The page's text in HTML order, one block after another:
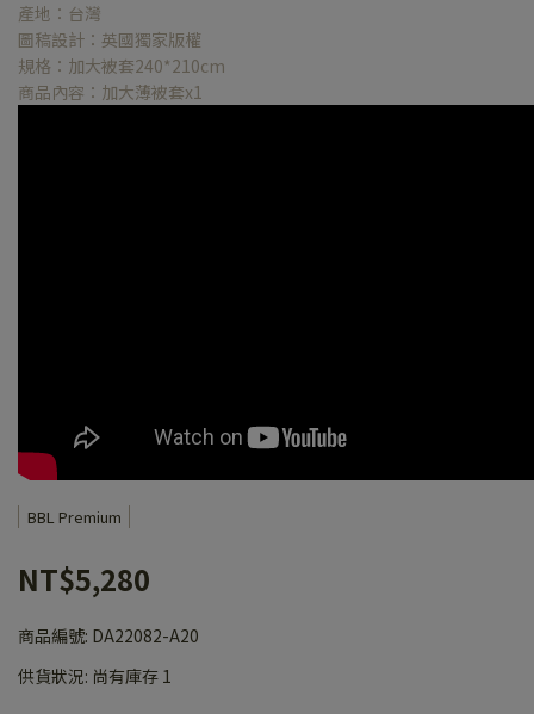
產地：台灣
圖稿設計：英國獨家版權
規格：加大被套240*210cm
商品內容：加大薄被套x1
BBL Premium
NT$5,280
商品編號: DA22082-A20
供貨狀況: 尚有庫存 1